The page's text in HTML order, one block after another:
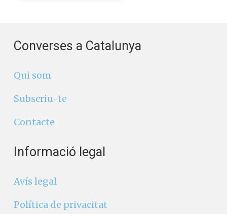
Converses a Catalunya
Qui som
Subscriu-te
Contacte
Informació legal
Avís legal
Política de privacitat